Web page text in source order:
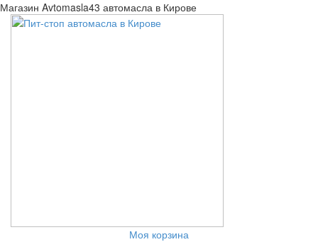
Магазин Avtomasla43 автомасла в Кирове
Моя корзина